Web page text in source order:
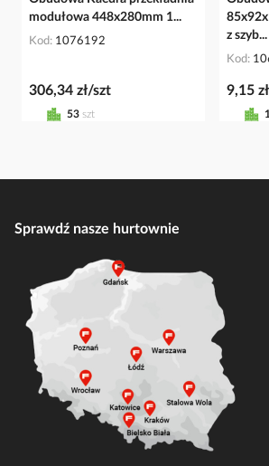
modułowa 448x280mm 1...
Kod 1076192
306,34 zł/szt
53 szt
z szyb...
Kod
9,15
Sprawdź nasze hurtownie